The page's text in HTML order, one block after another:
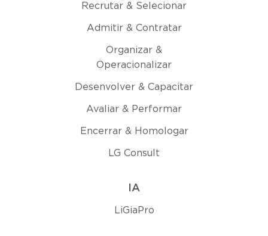
Recrutar & Selecionar
Admitir & Contratar
Organizar &
Operacionalizar
Desenvolver & Capacitar
Avaliar & Performar
Encerrar & Homologar
LG Consult
IA
LiGiaPro